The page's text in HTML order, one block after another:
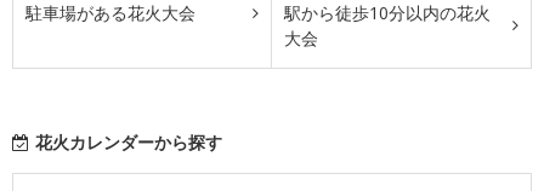
駐車場がある花火大会
駅から徒歩10分以内の花火
大会
花火カレンダーから探す